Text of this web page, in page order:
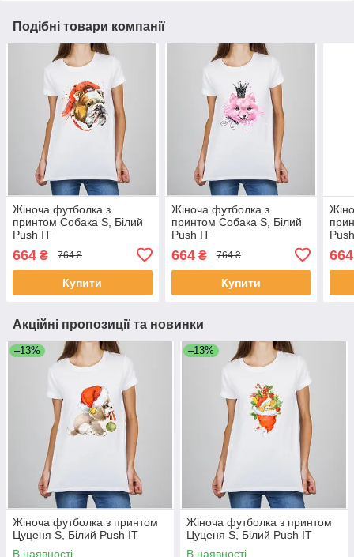
Подібні товари компанії
Жіноча футболка з
принтом Собака S, Білий
Push IT
664 ₴ 764 ₴
Купити
Жіноча футболка з
принтом Собака S, Білий
Push IT
664₴ 764 ₴
Купити
664
Акційні пропозиції та новинки
–13%
Жіноча футболка з принтом
Цуценя S, Білий Push IT
В наявності
–13%
Жіноча футболка з принтом
Цуценя S, Білий Push IT
В наявності